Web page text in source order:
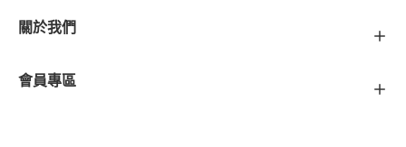
關於我們
會員專區